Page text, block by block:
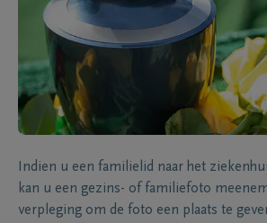
Indien u een familielid naar het
kan u een gezins- of familiefoto
verpleging om de foto een plaats te